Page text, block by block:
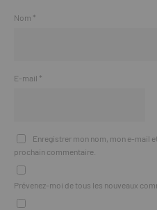
Nom *
E-mail *
Enregistrer mon nom, mon e-mail
prochain commentaire.
Prévenez-moi de tous les nouveaux